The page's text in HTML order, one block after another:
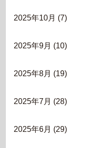
2025年10月 (7)
2025年9月 (10)
2025年8月 (19)
2025年7月 (28)
2025年6月 (29)